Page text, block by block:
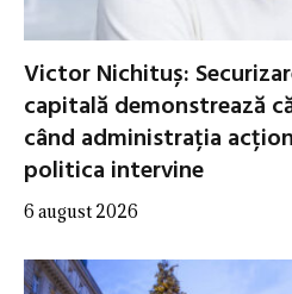
Victor Nichituș:
capitală demonstrează
când administrația
politica intervine
6 august 2026